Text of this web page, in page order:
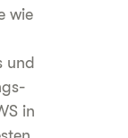
wie
und
in